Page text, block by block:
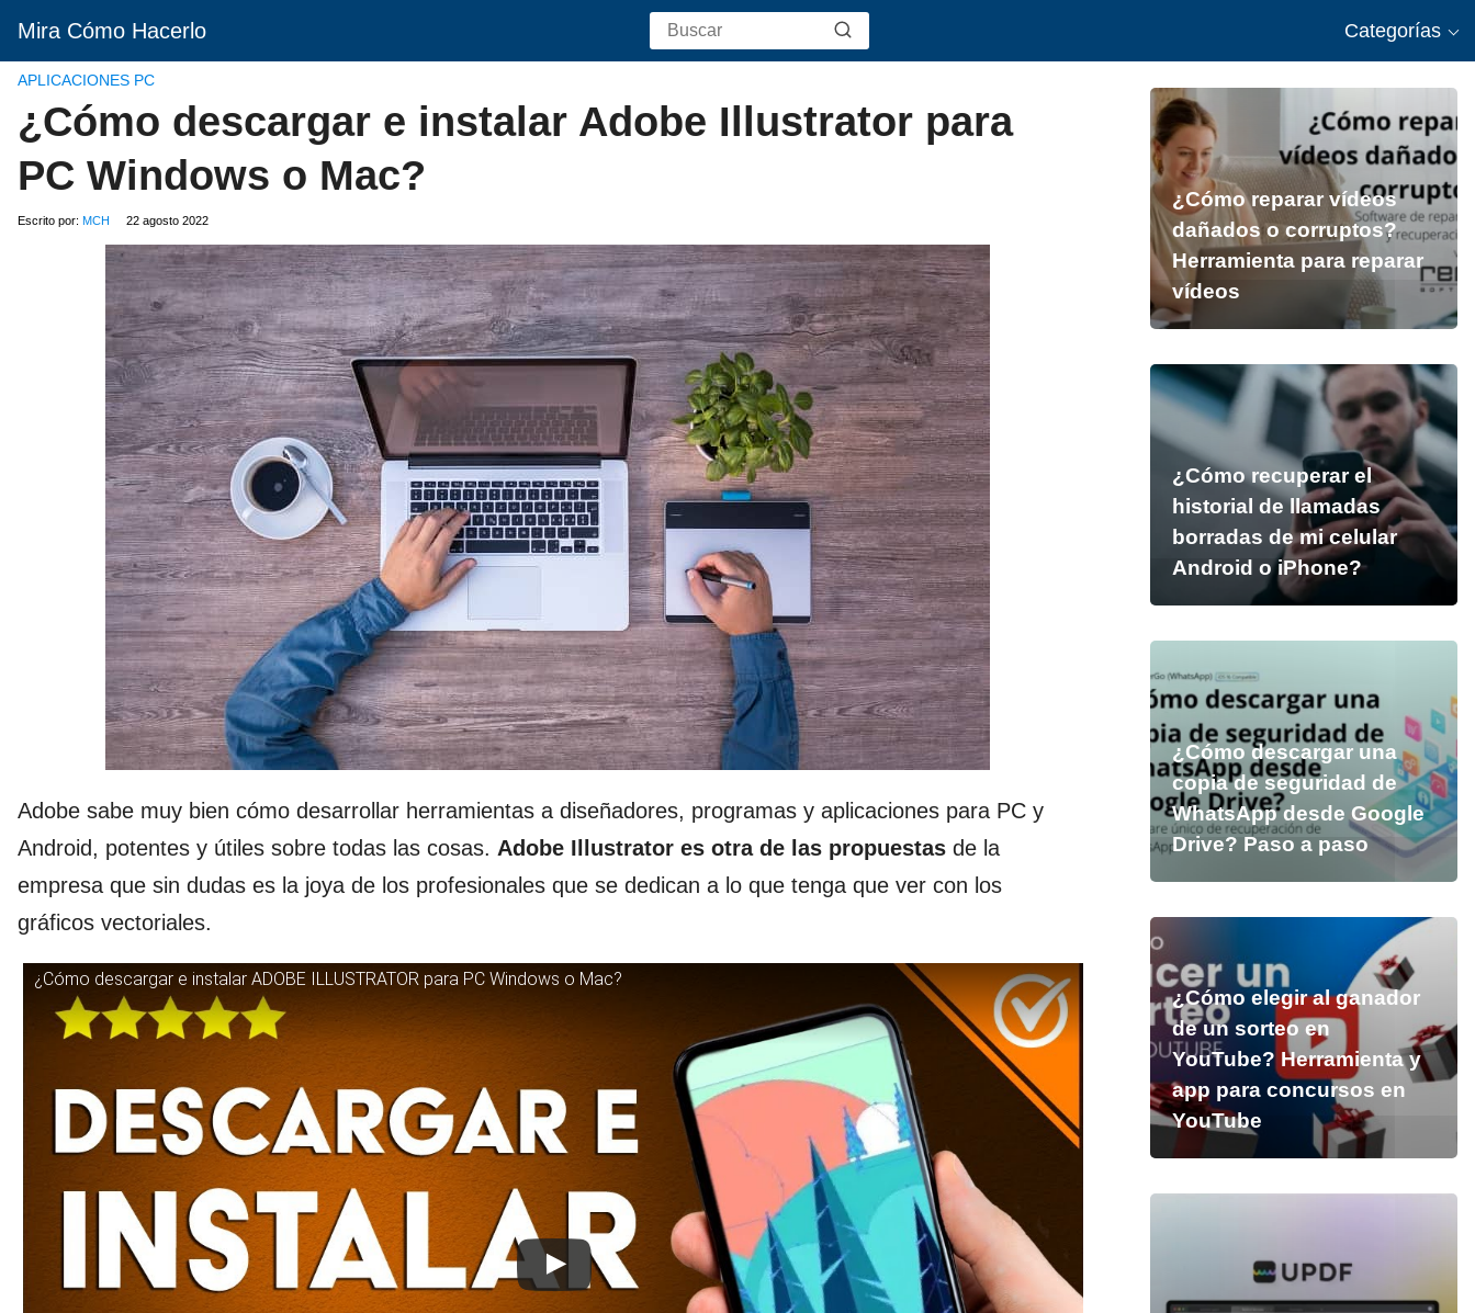
Mira Cómo Hacerlo Categorías
APLICACIONES PC
¿Cómo descargar e instalar Adobe Illustrator para
PC Windows o Mac?
Escrito por: MCH 22 agosto 2022
Adobe sabe muy bien cómo desarrollar herramientas a diseñadores, programas y aplicaciones para PC y
Android, potentes y útiles sobre todas las cosas. Adobe Illustrator es otra de las propuestas de la
empresa que sin dudas es la joya de los profesionales que se dedican a lo que tenga que ver con los
gráficos vectoriales.
¿Cómo descargar e instalar ADOBE ILLUSTRATOR para PC Windows o Mac?
¿Cómo reparar vídeos
dañados o corruptos?
Herramienta para reparar
vídeos
¿Cómo recuperar el
historial de llamadas
borradas de mi celular
Android o iPhone?
¿Cómo descargar una
copia de seguridad de
WhatsApp desde Google
Drive? Paso a paso
¿Cómo elegir al ganador
de un sorteo en
YouTube? Herramienta y
app para concursos en
YouTube